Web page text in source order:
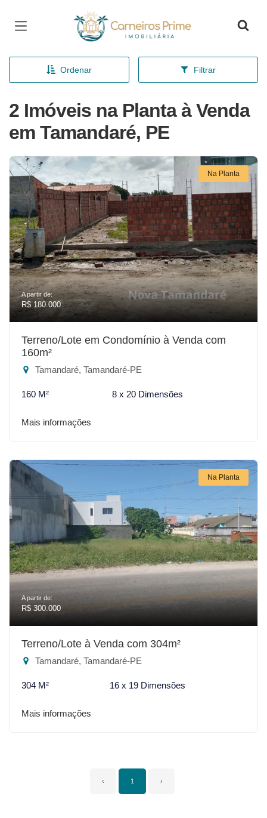
Página inicial
Ordenar Filtrar
2 Imóveis na Planta à Venda
em Tamandaré, PE
Na Planta
A partir de:
R$ 180.000
Terreno/Lote em Condomínio à Venda com
160m²
Tamandaré, Tamandaré-PE
160 M² 8 x 20 Dimensões
Mais informações
Na Planta
A partir de:
R$ 300.000
Terreno/Lote à Venda com 304m²
Tamandaré, Tamandaré-PE
304 M² 16 x 19 Dimensões
Mais informações
‹ 1 ›